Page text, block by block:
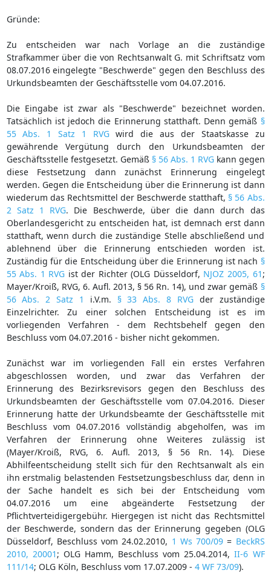
Gründe:
Zu entscheiden war nach Vorlage an die zuständige
Strafkammer über die von Rechtsanwalt G. mit Schriftsatz vom
08.07.2016 eingelegte "Beschwerde" gegen den Beschluss des
Urkundsbeamten der Geschäftsstelle vom 04.07.2016.
Die Eingabe ist zwar als "Beschwerde" bezeichnet worden.
Tatsächlich ist jedoch die Erinnerung statthaft. Denn gemäß §
55 Abs. 1 Satz 1 RVGwird die aus der Staatskasse zu
gewährende Vergütung durch den Urkundsbeamten der
Geschäftsstelle festgesetzt. Gemäß § 56 Abs. 1 RVGkann gegen
diese Festsetzung dann zunächst Erinnerung eingelegt
werden. Gegen die Entscheidung über die Erinnerung ist dann
wiederum das Rechtsmittel der Beschwerde statthaft, § 56 Abs.
2 Satz 1 RVG. Die Beschwerde, über die dann durch das
Oberlandesgericht zu entscheiden hat, ist demnach erst dann
statthaft, wenn durch die zuständige Stelle abschließend und
ablehnend über die Erinnerung entschieden worden ist.
Zuständig für die Entscheidung über die Erinnerung ist nach §
55 Abs. 1 RVG ist der Richter (OLG Düsseldorf, NJOZ 2005, 61 ;
Mayer/Kroiß, RVG, 6. Aufl. 2013, § 56 Rn. 14), und zwar gemäß §
56 Abs. 2 Satz 1
i.V.m. § 33 Abs. 8 RVGder zuständige
Einzelrichter. Zu einer solchen Entscheidung ist es im
vorliegenden Verfahren - dem Rechtsbehelf gegen den
Beschluss vom 04.07.2016 - bisher nicht gekommen.
Zunächst war im vorliegenden Fall ein erstes Verfahren
abgeschlossen worden, und zwar das Verfahren der
Erinnerung des Bezirksrevisors gegen den Beschluss des
Urkundsbeamten der Geschäftsstelle vom 07.04.2016. Dieser
Erinnerung hatte der Urkundsbeamte der Geschäftsstelle mit
Beschluss vom 04.07.2016 vollständig abgeholfen, was im
Verfahren der Erinnerung ohne Weiteres zulässig ist
(Mayer/Kroiß, RVG, 6. Aufl. 2013, § 56 Rn. 14). Diese
Abhilfeentscheidung stellt sich für den Rechtsanwalt als ein
ihn erstmalig belastenden Festsetzungsbeschluss dar, denn in
der Sache handelt es sich bei der Entscheidung vom
04.07.2016 um eine abgeänderte Festsetzung der
Pflichtverteidigergebühr. Hiergegen ist nicht das Rechtsmittel
der Beschwerde, sondern das der Erinnerung gegeben (OLG
Düsseldorf, Beschluss vom 24.02.2010, 1 Ws 700/09 = BeckRS
2010, 20001 ; OLG Hamm, Beschluss vom 25.04.2014,II-6 WF
111/14; OLG Köln, Beschluss vom 17.07.2009 - 4 WF 73/09).